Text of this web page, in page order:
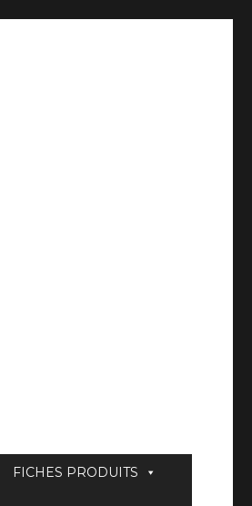
FICHES PRODUITS